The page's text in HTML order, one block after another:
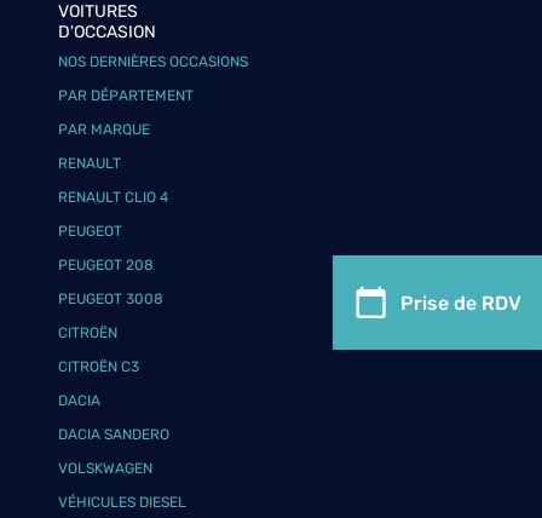
Prise de RDV
VOITURES
D'OCCASION
NOS DERNIÈRES OCCASIONS
PAR DÉPARTEMENT
PAR MARQUE
RENAULT
RENAULT CLIO 4
PEUGEOT
PEUGEOT 208
PEUGEOT 3008
CITROËN
CITROËN C3
DACIA
DACIA SANDERO
VOLSKWAGEN
VÉHICULES DIESEL